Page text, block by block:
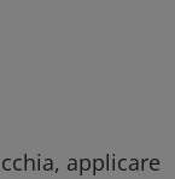
applicare